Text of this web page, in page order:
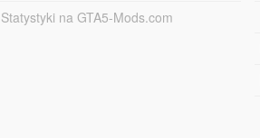
Statystyki na GTA5-Mods.com